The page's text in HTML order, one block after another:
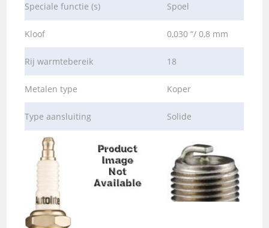
Speciale functie (s) Spoel
Kloof 0,030 “/ 0,8 mm
Rij warmtebereik 18
Metalen type Koper
Type aansluiting Solide